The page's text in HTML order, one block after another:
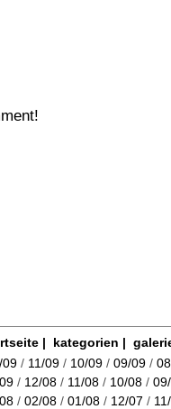
| kategorien |
09 / 11/09 / 10/09 / 09/09 /
/ 12/08 / 11/08 / 10/08 /
/ 02/08 / 01/08 / 12/07 /